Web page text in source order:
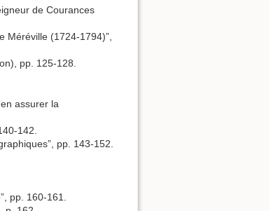
de Courances
Méréville (1724-1794)”,
pp. 125-128.
assurer la
142.
pp. 143-152.
pp. 160-161.